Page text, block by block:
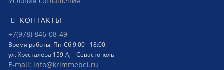
КОНТАКТЫ
+7(978) 846-08-49
Время работы: Пн-Сб 9:00 - 18:00
ул. Хрусталева 159-А, г Севастополь
E-mail: info@krimmebel.ru